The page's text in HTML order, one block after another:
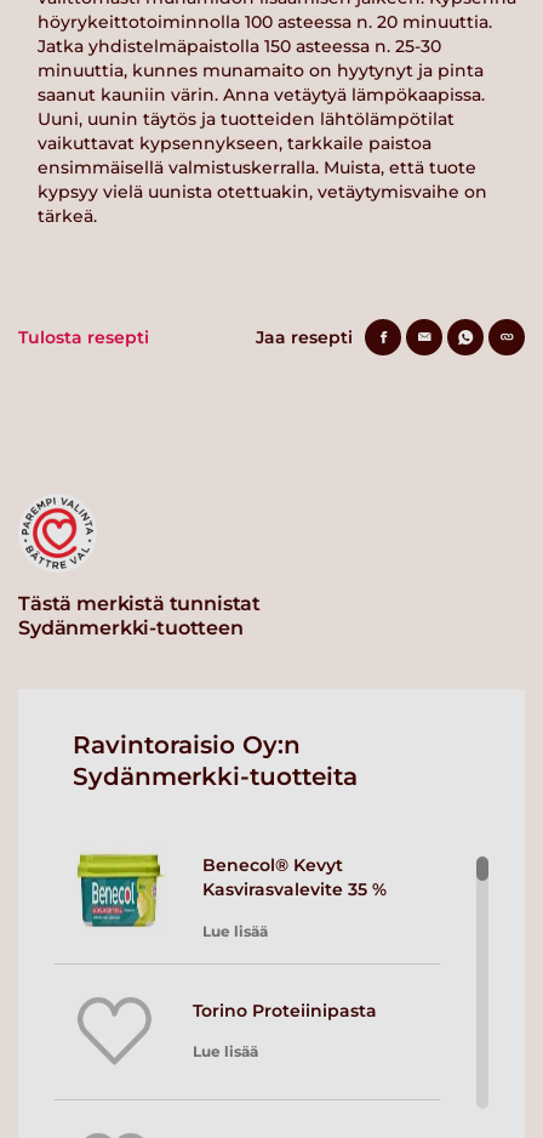
höyrykeittotoiminnolla 100 asteessa n. 20 minuuttia.
Jatka yhdistelmäpaistolla 150 asteessa n. 25-30
minuuttia, kunnes munamaito on hyytynyt ja pinta
saanut kauniin värin. Anna vetäytyä lämpökaapissa.
Uuni, uunin täytös ja tuotteiden lähtölämpötilat
vaikuttavat kypsennykseen, tarkkaile paistoa
ensimmäisellä valmistuskerralla. Muista, että tuote
kypsyy vielä uunista otettuakin, vetäytymisvaihe on
tärkeä.
Tulosta resepti Jaa resepti
Tästä merkistä tunnistat
Sydänmerkki-tuotteen
Ravintoraisio Oy:n
Sydänmerkki-tuotteita
Benecol® Kevyt
Kasvirasvalevite 35 %
Lue lisää
Torino Proteiinipasta
Lue lisää